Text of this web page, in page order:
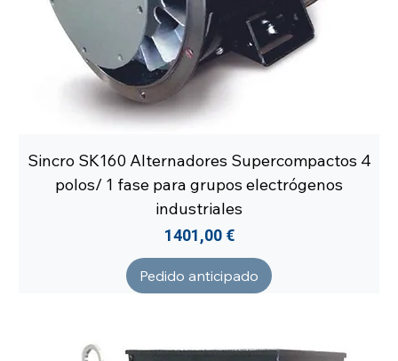
Sincro SK160 Alternadores Supercompactos 4
polos/ 1 fase para grupos electrógenos
industriales
Precio
1401,00 €
Pedido anticipado